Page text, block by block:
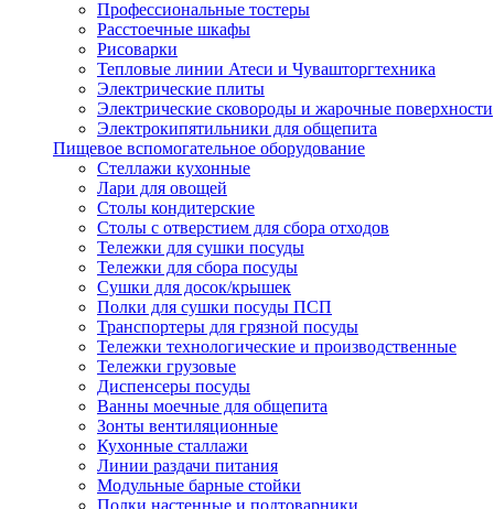
Профессиональные тостеры
Расстоечные шкафы
Рисоварки
Тепловые линии Атеси и Чувашторгтехника
Электрические плиты
Электрические сковороды и жарочные поверхности
Электрокипятильники для общепита
Пищевое вспомогательное оборудование
Стеллажи кухонные
Лари для овощей
Столы кондитерские
Столы с отверстием для сбора отходов
Тележки для сушки посуды
Тележки для сбора посуды
Сушки для досок/крышек
Полки для сушки посуды ПСП
Транспортеры для грязной посуды
Тележки технологические и производственные
Тележки грузовые
Диспенсеры посуды
Ванны моечные для общепита
Зонты вентиляционные
Кухонные сталлажи
Линии раздачи питания
Модульные барные стойки
Полки настенные и подтоварники